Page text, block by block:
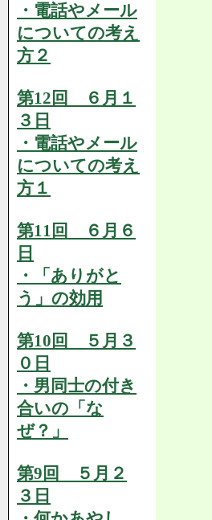
・電話やメール
についての考え
方２
第12回 ６月１
３日
・電話やメール
についての考え
方１
第11回 ６月６
日
・「ありがと
う」の効用
第10回 ５月３
０日
・男同士の付き
合いの「な
ぜ？」
第9回 ５月２
３日